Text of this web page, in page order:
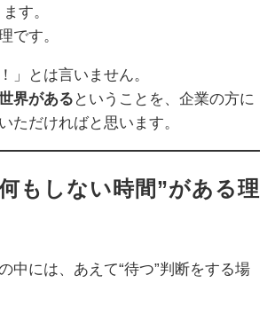
す。
です。
」とは言いません。
界がある ということを、企業の方に
ただければと思います。
もしない時間”がある理
中には、あえて“待つ”判断をする場